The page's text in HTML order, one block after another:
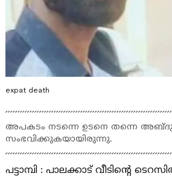
expat death
അപകടം നടന്നെ ഉടനെ തന്നെ
സംഭവിക്കുകയായിരുന്നു.
പട്ടാമ്പി : പാലക്കാട് വീടിന്‍റെ